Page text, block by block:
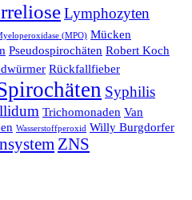
Lymphozyten
(MPO) Mücken
Pseudospirochäten Robert Koch
Rückfallfieber
Syphilis
Trichomonaden Van
Wasserstoffperoxid Willy Burgdorfer
ZNS